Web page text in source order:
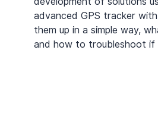
advanced GPS tracker
them up in a simple way,
and how to troubleshoot if